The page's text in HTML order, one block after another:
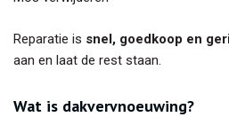
Reparatie is snel, goedkoop en
aan en laat de rest staan.
Wat is dakvervnoeuwing?